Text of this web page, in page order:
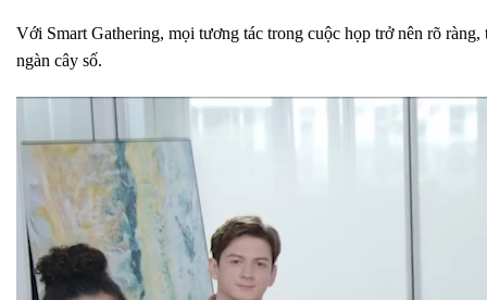
Với Smart Gathering, mọi tương tác trong cuộc họp trở nên rõ
ngàn cây số.
chơi
Video